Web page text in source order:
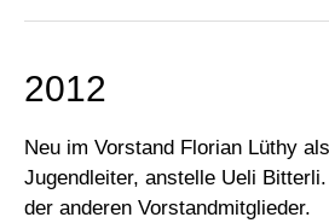
2012
Neu im Vorstand Florian Lüthy
Jugendleiter, anstelle Ueli
der anderen Vorstandmitglieder.